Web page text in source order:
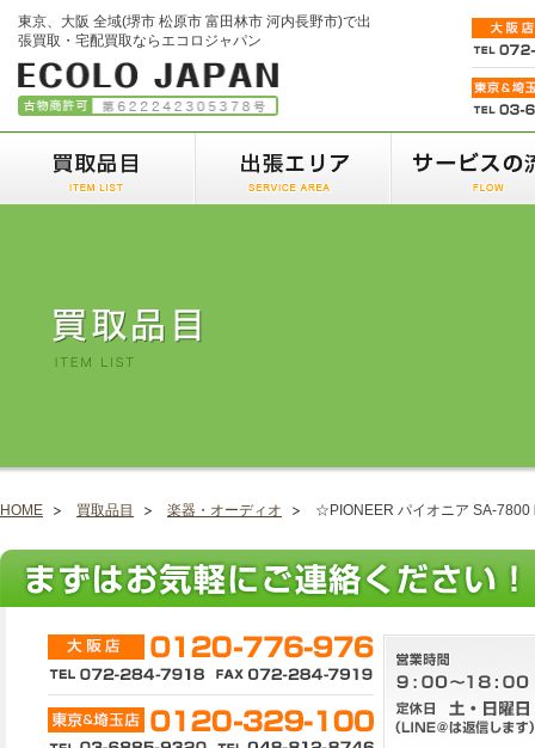
東京、大阪 全域(堺市 松原市 富田林市 河内長野市)で出
張買取・宅配買取ならエコロジャパン
HOME 買取品目 楽器・オーディオ ☆PIONEER パイオニア SA-